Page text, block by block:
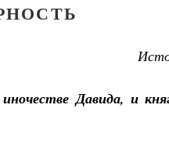
Давида, и